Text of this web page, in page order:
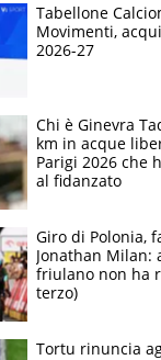
Tabellone
Movimenti,
2026-27
Chi è Ginevra
km in acque
Parigi 2026 che
al fidanzato
Giro di Polonia,
Jonathan Milan:
friulano non ha
terzo)
Tortu rinuncia